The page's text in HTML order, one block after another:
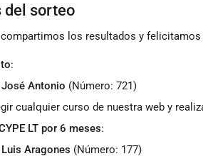
del sorteo
los resultados y felicitamos
:
José Antonio (Número: 721)
cualquier curso de nuestra web y
LT por 6 meses:
Luis Aragones (Número: 177)